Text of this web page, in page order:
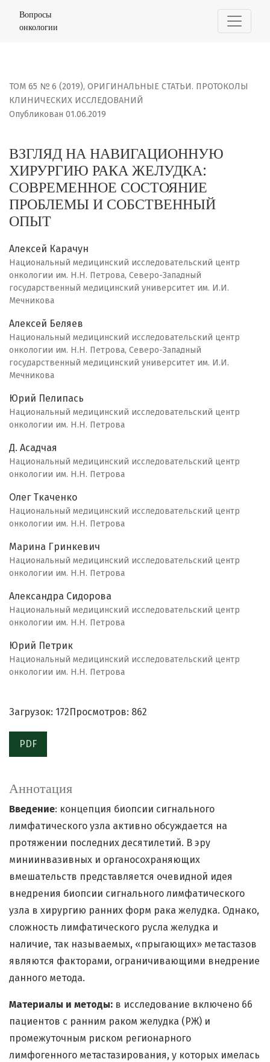
ВЗГЛЯД НА НАВИГАЦИОННУЮ ХИРУРГИЮ РАКА
Вопросы
онкологии
ТОМ 65 № 6 (2019), ОРИГИНАЛЬНЫЕ СТАТЬИ. ПРОТОКОЛЫ
КЛИНИЧЕСКИХ ИССЛЕДОВАНИЙ
ВЗГЛЯД НА НАВИГАЦИОННУЮ
ХИРУРГИЮ РАКА ЖЕЛУДКА:
СОВРЕМЕННОЕ СОСТОЯНИЕ
ПРОБЛЕМЫ И СОБСТВЕННЫЙ
ОПЫТ
Опубликован 01.06.2019
Алексей Карачун
Национальный медицинский исследовательский центр
онкологии им. Н.Н. Петрова, Северо-Западный
государственный медицинский университет им. И.И.
Мечникова
Алексей Беляев
Национальный медицинский исследовательский центр
онкологии им. Н.Н. Петрова, Северо-Западный
государственный медицинский университет им. И.И.
Мечникова
Юрий Пелипась
Национальный медицинский исследовательский центр
онкологии им. Н.Н. Петрова
Д. Асадчая
Национальный медицинский исследовательский центр
онкологии им. Н.Н. Петрова
Олег Ткаченко
Национальный медицинский исследовательский центр
онкологии им. Н.Н. Петрова
Марина Гринкевич
Национальный медицинский исследовательский центр
онкологии им. Н.Н. Петрова
Александра Сидорова
Национальный медицинский исследовательский центр
онкологии им. Н.Н. Петрова
Юрий Петрик
Национальный медицинский исследовательский центр
онкологии им. Н.Н. Петрова
Загрузок: 172 Просмотров: 862
PDF
Аннотация
Введение: концепция биопсии сигнального
лимфатического узла активно обсуждается на
протяжении последних десятилетий. В эру
миниинвазивных и органосохраняющих
вмешательств представляется очевидной идея
внедрения биопсии сигнального лимфатического
узла в хирургию ранних форм рака желудка. Однако,
сложность лимфатического русла желудка и
наличие, так называемых, «прыгающих» метастазов
являются факторами, ограничивающими внедрение
данного метода.
Материалы и методы: в исследование включено 66
пациентов с ранним раком желудка (РЖ) и
промежуточным риском регионарного
лимфогенного метастазирования, у которых имелась